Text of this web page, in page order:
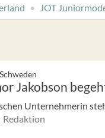
JOT
Jakobson
Unternehmerin
Redaktion